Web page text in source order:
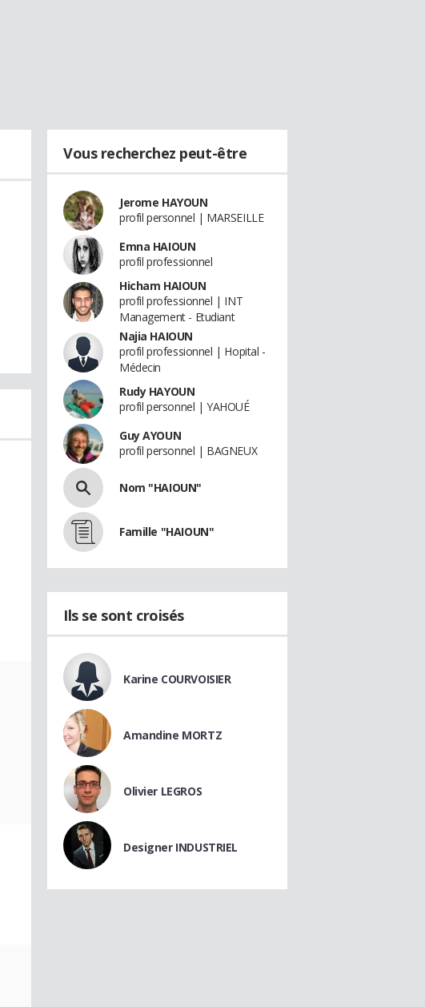
Vous recherchez peut-être
Jerome HAYOUN
profil personnel | MARSEILLE
Emna HAIOUN
profil professionnel
Hicham HAIOUN
profil professionnel | INT
Management - Etudiant
Najia HAIOUN
profil professionnel | Hopital -
Médecin
Rudy HAYOUN
profil personnel | YAHOUÉ
Guy AYOUN
profil personnel | BAGNEUX
Nom "HAIOUN"
Famille "HAIOUN"
Ils se sont croisés
Karine COURVOISIER
Amandine MORTZ
Olivier LEGROS
Designer INDUSTRIEL